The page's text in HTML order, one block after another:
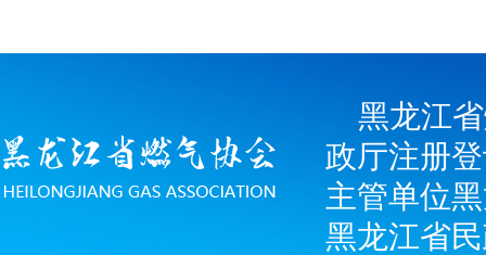
黑龙江
政厅注册
主管单位
黑龙江省